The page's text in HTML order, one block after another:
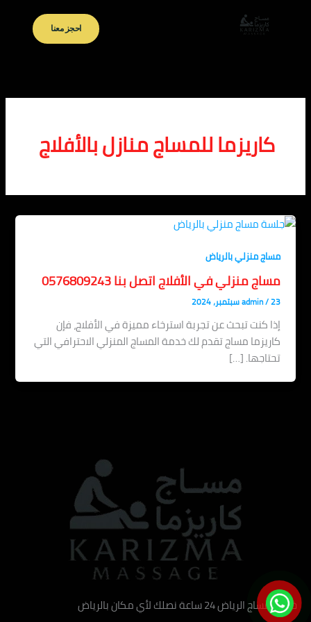
احجز معنا
كاريزما للمساج منازل بالأفلاج
مساج منزلي بالرياض
مساج منزلي في الأفلاج اتصل بنا 0576809243
admin/23 سبتمبر، 2024
إذا كنت تبحث عن تجربة استرخاء مميزة في الأفلاج، فإن
كاريزما مساج تقدم لك خدمة المساج المنزلي الاحترافي التي
تحتاجها. […]
خدمة مساج الرياض 24 ساعة نصلك لأي مكان بالرياض